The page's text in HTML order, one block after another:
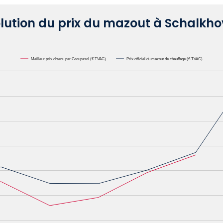
du prix du mazout à
Meilleur prix obtenu par Groupasol (€ TVAC) Prix officiel du mazout de chauffage (€ TVAC)